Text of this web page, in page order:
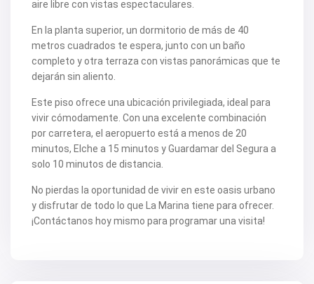
V2499
V2502
V2503
V2505
V2506
V2508
V2509
V2514
V2516
V2518
V2522
V2524
V2531
V2532
aire libre con vistas espectaculares.
En la planta superior, un dormitorio de más de 40
metros cuadrados te espera, junto con un baño
completo y otra terraza con vistas panorámicas que te
dejarán sin aliento.
Este piso ofrece una ubicación privilegiada, ideal para
vivir cómodamente. Con una excelente combinación
por carretera, el aeropuerto está a menos de 20
minutos, Elche a 15 minutos y Guardamar del Segura a
solo 10 minutos de distancia.
No pierdas la oportunidad de vivir en este oasis urbano
y disfrutar de todo lo que La Marina tiene para ofrecer.
¡Contáctanos hoy mismo para programar una visita!